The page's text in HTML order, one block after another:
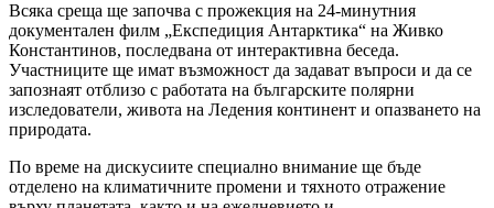
Всяка среща ще започва с прожекция на 24-минутния
документален филм „Експедиция Антарктика“ на Живко
Константинов, последвана от интерактивна беседа.
Участниците ще имат възможност да задават въпроси и да се
запознаят отблизо с работата на българските полярни
изследователи, живота на Ледения континент и опазването на
природата.
По време на дискусиите специално внимание ще бъде
отделено на климатичните промени и тяхното отражение